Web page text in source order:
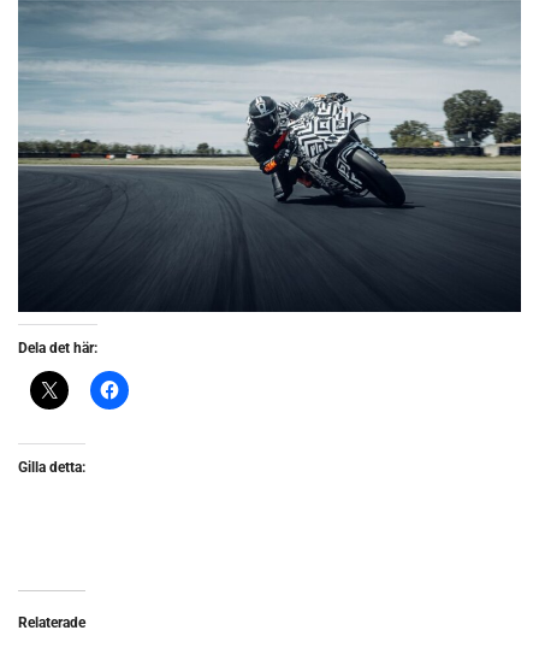
Dela det här:
Gilla detta:
Relaterade